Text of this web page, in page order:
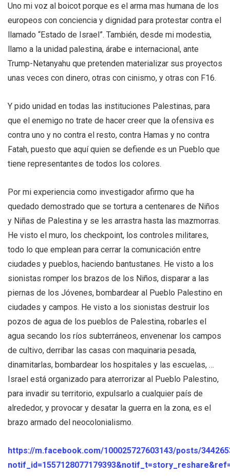
Uno mi voz al boicot porque es el arma mas humana de los
europeos con conciencia y dignidad para protestar contra el
llamado “Estado de Israel”. También, desde mi modestia,
llamo a la unidad palestina, árabe e internacional, ante
Trump-Netanyahu que pretenden materializar sus proyectos
unas veces con dinero, otras con cinismo, y otras con F16.
Y pido unidad en todas las instituciones Palestinas, para
que el enemigo no trate de hacer creer que la ofensiva es
contra uno y no contra el resto, contra Hamas y no contra
Fatah, puesto que aquí quien se defiende es un Pueblo que
tiene representantes de todos los colores.
Por mi experiencia como investigador afirmo que ha
quedado demostrado que se tortura a centenares de Niños
y Niñas de Palestina y se les arrastra hasta las mazmorras.
He visto el muro, los checkpoint, los controles militares,
todo lo que emplean para cerrar la comunicación entre
ciudades y pueblos, haciendo bantustanes. He visto a los
sionistas romper los brazos de los Niños, disparar a las
piernas de los Jóvenes, bombardear al Pueblo Palestino en
ciudades y campos. He visto a los sionistas destruir los
pozos de agua de los pueblos de Palestina, robarles el
agua secando los ríos subterráneos, envenenar los campos
de cultivo, derribar las casas con maquinaria pesada,
dinamitarlas, bombardear los hospitales y las escuelas, …
Israel está organizado para aterrorizar al Pueblo Palestino,
para invadir su territorio, expulsarlo a cualquier país de
alrededor, y provocar y desatar la guerra en la zona, es el
brazo armado del neocolonialismo.
https://m.facebook.com/100025727603143/posts/